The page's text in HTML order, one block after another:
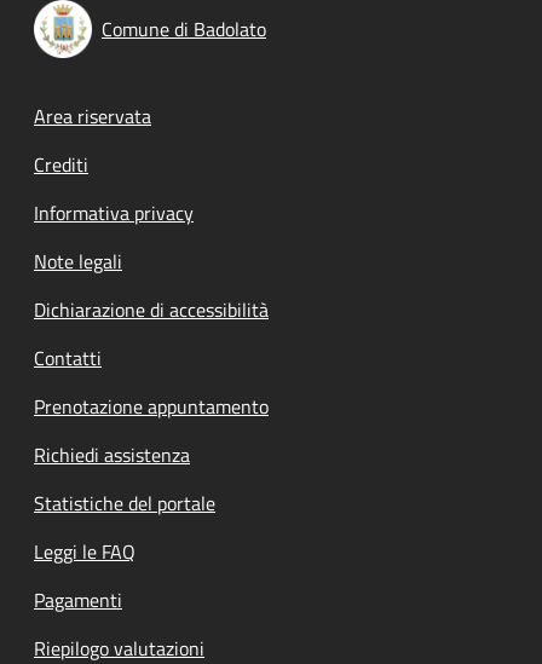
Comune di Badolato
Footer menu
Area riservata
Crediti
Informativa privacy
Note legali
Dichiarazione di accessibilità
Contatti
Prenotazione appuntamento
Richiedi assistenza
Statistiche del portale
Leggi le FAQ
Pagamenti
Riepilogo valutazioni